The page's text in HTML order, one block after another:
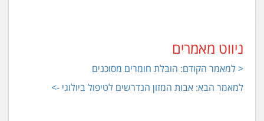
ניווט מאמרים
< למאמר הקודם: הובלת חומרים מסוכנים
למאמר הבא: אבות המזון הנדרשים לטיפול ביולוגי ->